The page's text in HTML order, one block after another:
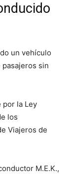
un vehículo
sin
por la Ley
los
Viajeros de
M.E.K.,